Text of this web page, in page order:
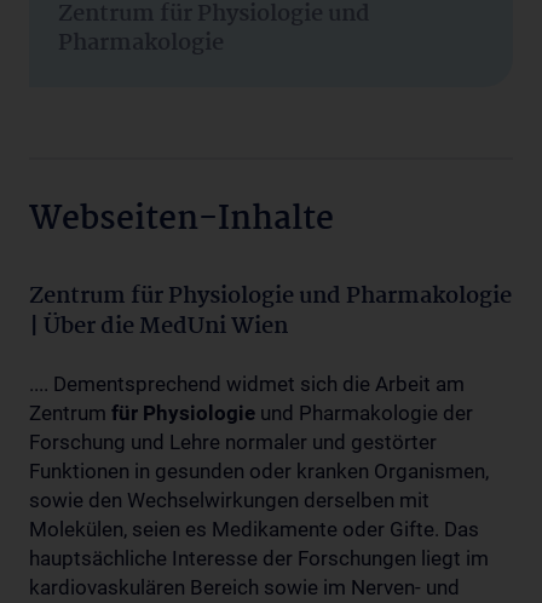
Zentrum für Physiologie und
Pharmakologie
Webseiten-Inhalte
Zentrum für Physiologie und Pharmakologie
| Über die MedUni Wien
.... Dementsprechend widmet sich die Arbeit am
Zentrum für Physiologie und Pharmakologie der
Forschung und Lehre normaler und gestörter
Funktionen in gesunden oder kranken Organismen,
sowie den Wechselwirkungen derselben mit
Molekülen, seien es Medikamente oder Gifte. Das
hauptsächliche Interesse der Forschungen liegt im
kardiovaskulären Bereich sowie im Nerven- und